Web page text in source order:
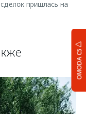
OMODA C5
пришлась на